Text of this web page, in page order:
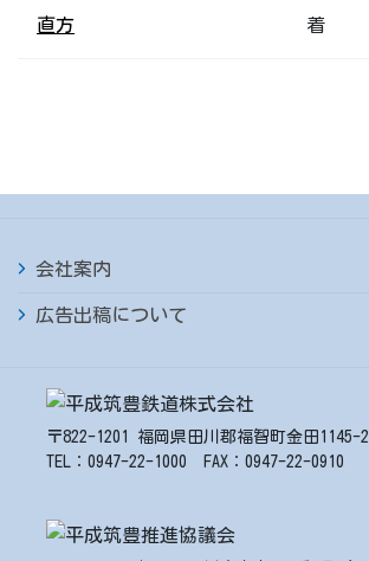
直方 着
会社案内
広告出稿について
〒822-1201 福岡県田川郡福智町金田1145-2
TEL：0947-22-1000 FAX：0947-22-0910